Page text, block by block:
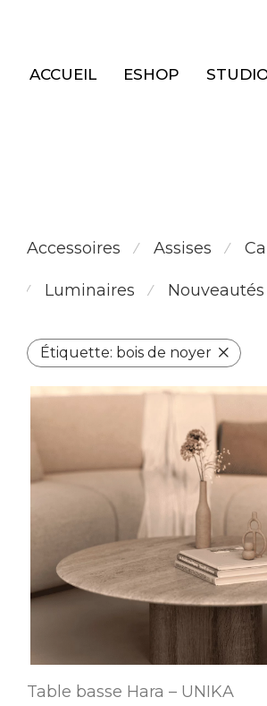
ACCUEIL ESHOP
Accessoires ⁄ Assises ⁄
⁄ Luminaires ⁄ Nouveautés
Étiquette: bois de noyer
Table basse Hara – UNIKA